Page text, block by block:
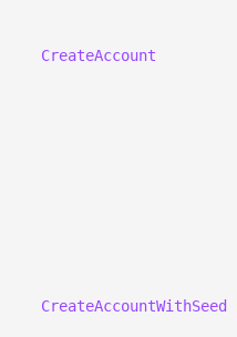
CreateAccount
CreateAccountWithSeed